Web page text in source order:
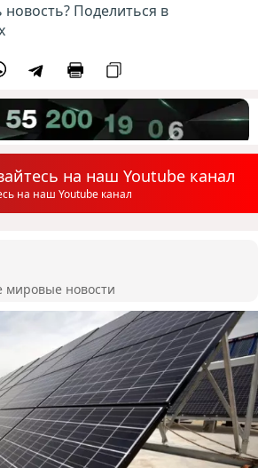
Поделиться в
на наш Youtube канал
на наш Youtube канал
новости